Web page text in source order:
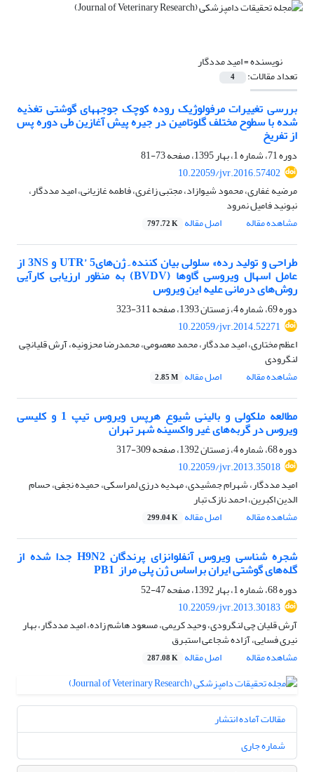
نویسنده =امید مددگار
تعداد مقالات: 4
بررسی تغییرات مرفولوژیک روده کوچک جوجههای گوشتی تغذیه
شده با سطوح مختلف گلوتامین در جیره پیش آغازین طی دوره پس
از تفریخ
دوره 71، شماره 1، بهار 1395، صفحه
73-81
10.22059/jvr.2016.57402
مرضیه غفاری، محمود شیوازاد، مجتبی زاغری، فاطمه غازیانی، امید مددگار،
نبونید فامیل نمرود
مشاهده مقاله
اصل مقاله 797.72 K
طراحی و تولید رده»‌ سلولی بیان کننده ِ ژن‌های‌UTR’ 5 و ‌3NS از
عامل اسهال ویروسی گاوها ‌(BVDV)‌ به منظور ارزیابی کارآیی
روش‌های درمانی علیه این ویروس
دوره 69، شماره 4، زمستان 1393، صفحه
311-323
10.22059/jvr.2014.52271
اعظم مختاری، امید مددگار، محمد معصومی، محمدرضا محزونیه، آرش قلیانچی
لنگرودی
مشاهده مقاله
اصل مقاله 2.85 M
مطالعه ملکولی و بالینی شیوع هرپس ویروس تیپ 1 و کلیسی
ویروس در گربه‌های غیر واکسینه شهر تهران
دوره 68، شماره 4، زمستان 1392، صفحه
309-317
10.22059/jvr.2013.35018
امید مددگار، شهرام جمشیدی، مهدیه درزی لمراسکی، حمیده نجفی، حسام
الدین اکبرین، احمد نازک تبار
مشاهده مقاله
اصل مقاله 299.04 K
شجره شناسی ویروس آنفلوانزای پرندگان ‌H9N2 جدا شده از
گله‌های گوشتی ایران براساس ژن پلی مراز ‌ PB1
دوره 68، شماره 1، بهار 1392، صفحه
47-52
10.22059/jvr.2013.30183
آرش قلیان چی لنگرودی، وحید کریمی، مسعود هاشم زاده، امید مددگار، بهار
نیری فسایی، آزاده شجاعی استبرق
مشاهده مقاله
اصل مقاله 287.08 K
مقالات آماده انتشار
شماره جاری